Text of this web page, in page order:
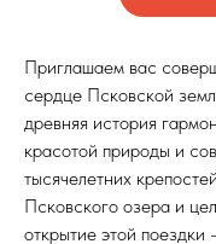
Приглашаем вас
сердце Псковской
древняя история
красотой природы и
тысячелетних
Псковского озера и
открытие этой